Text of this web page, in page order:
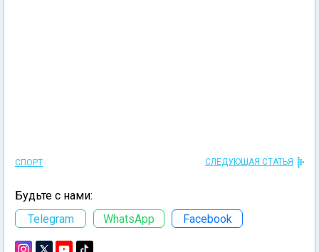
СПОРТ СЛЕДУЮЩАЯ СТАТЬЯ
Будьте с нами:
Telegram
WhatsApp Facebook